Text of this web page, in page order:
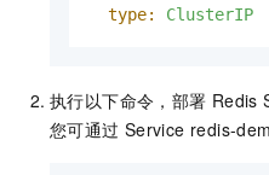
type:
ClusterIP
执行以下命令，部署 Redis
您可通过 Service redis-